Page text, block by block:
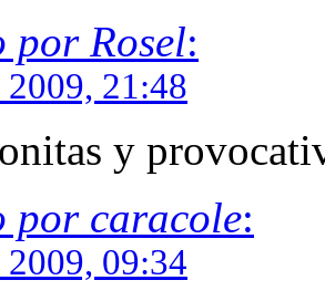
por Rosel:
21:48
y
por caracole:
09:34